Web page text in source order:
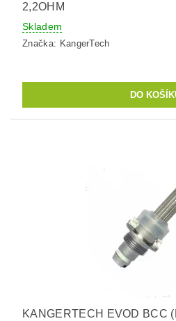
2,2OHM
Skladem
Značka: KangerTech
KANGERTECH EVOD BCC